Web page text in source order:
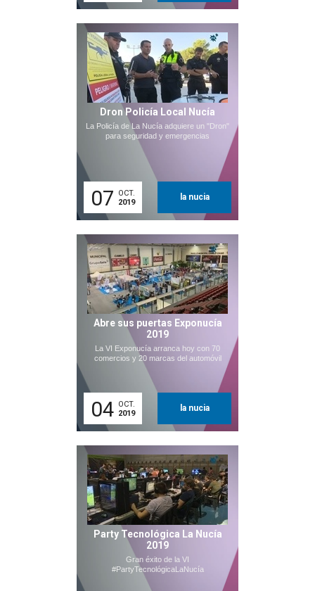
Dron Policía Local Nucía
La Policía de La Nucía adquiere un "Dron"
para seguridad y emergencias
07
OCT.
2019
la nucia
Abre sus puertas Exponucía
2019
La VI Exponucía arranca hoy con 70
comercios y 20 marcas del automóvil
04 OCT.
2019
la nucia
Party Tecnológica La Nucía
2019
Gran éxito de la VI
#PartyTecnológicaLaNucía